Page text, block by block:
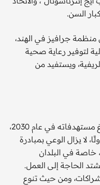
السن.
منظمة جرافيز في الهند،
لتوفير رعاية صحية
ويستفيد من
مع اقتراب العقد من نهايته ومن بلوغ مستهدفاته في عام 2030،
لا يزال الوعي بمبادرة
خاصة في البلدان
الحاجة إلى العمل.
ومن حيث تنوع